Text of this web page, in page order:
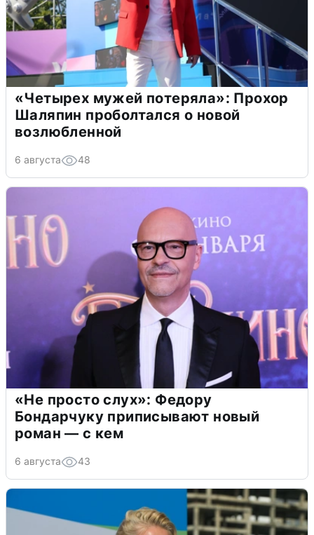
«Четырех мужей потеряла»: Прохор
Шаляпин проболтался о новой
возлюбленной
6 августа 48
«Не просто слух»: Федору
Бондарчуку приписывают новый
роман — с кем
6 августа 43